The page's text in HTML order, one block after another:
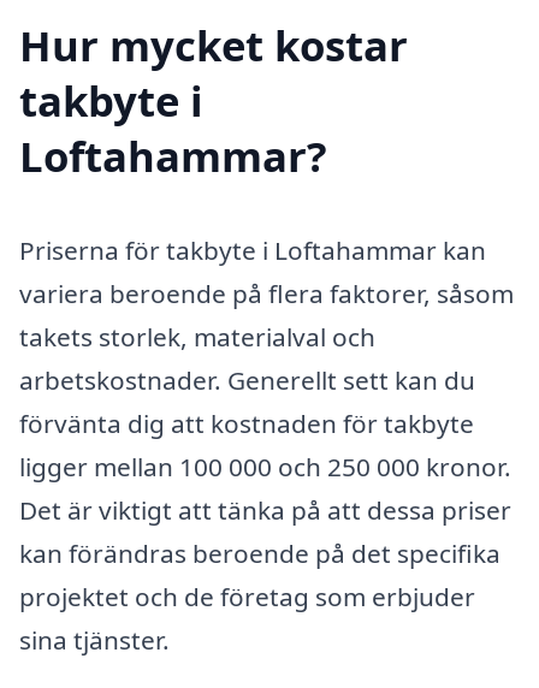
Hur mycket kostar
takbyte i
Loftahammar?
Priserna för takbyte i Loftahammar kan
variera beroende på flera faktorer, såsom
takets storlek, materialval och
arbetskostnader. Generellt sett kan du
förvänta dig att kostnaden för takbyte
ligger mellan 100 000 och 250 000 kronor.
Det är viktigt att tänka på att dessa priser
kan förändras beroende på det specifika
projektet och de företag som erbjuder
sina tjänster.